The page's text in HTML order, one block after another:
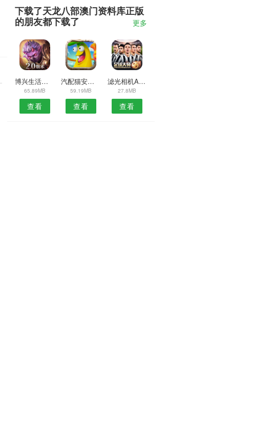
下载了天龙八部澳门资料库正版
的朋友都下载了
更多
博兴生活网APP
65.89MB
查看
汽配猫安卓版
59.19MB
查看
滤光相机APP
27.8MB
查看